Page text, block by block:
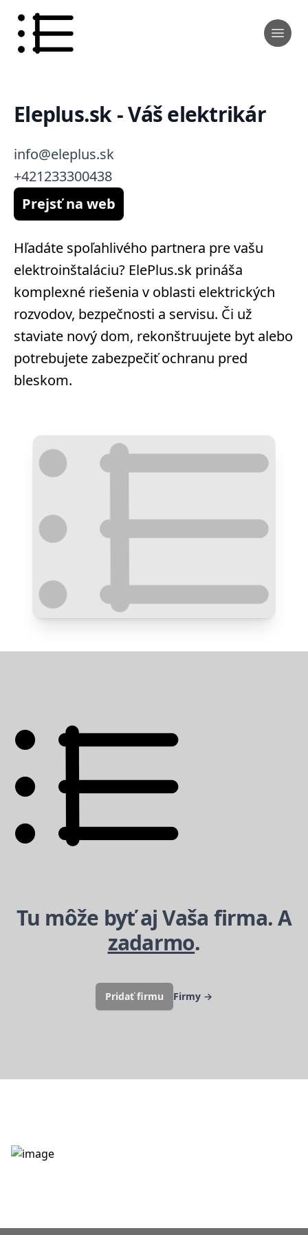
Eleplus.sk - Váš elektrikár
info@eleplus.sk
+421233300438
Prejsť na web
Hľadáte spoľahlivého partnera pre vašu
elektroinštaláciu? ElePlus.sk prináša
komplexné riešenia v oblasti elektrických
rozvodov, bezpečnosti a servisu. Či už
staviate nový dom, rekonštruujete byt alebo
potrebujete zabezpečiť ochranu pred
bleskom.
Tu môže byť aj Vaša firma. A
zadarmo.
Pridať firmu Firmy →